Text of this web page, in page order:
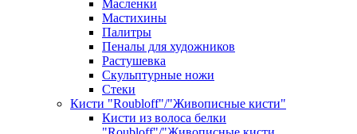
Масленки
Мастихины
Палитры
Пеналы для художников
Растушевка
Скульптурные ножи
Стеки
Кисти "Roubloff"/"Живописные кисти"
Кисти из волоса белки